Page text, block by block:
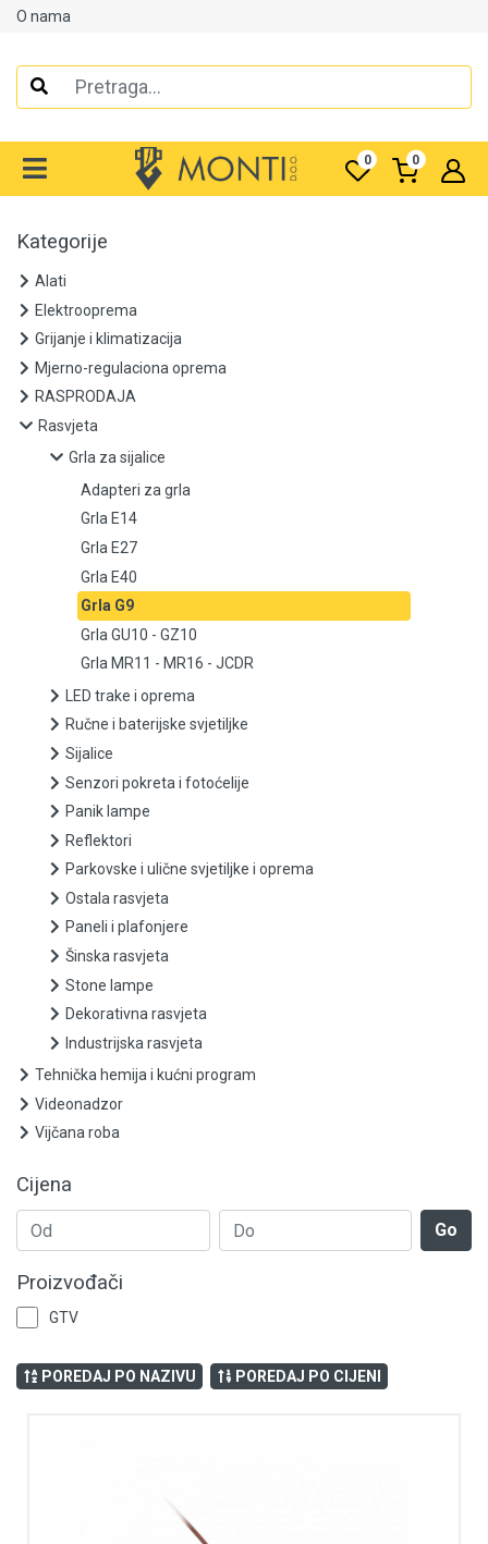
O nama
0 0
Alati
Grijanje i klimatizacija
RASPRODAJA
Grla za sijalice
Adapteri za grla
Grla E14
Grla E27
Grla E40
Grla G9
Grla MR11 - MR16 - JCDR
LED trake i oprema
Ručne i baterijske svjetiljke
Sijalice
Senzori pokreta i fotoćelije
Panik lampe
Parkovske i ulične svjetiljke i oprema
Ostala rasvjeta
Paneli i plafonjere
Šinska rasvjeta
Stone lampe
Dekorativna rasvjeta
Industrijska rasvjeta
Kategorije
Alati
Elektrooprema
Grijanje i klimatizacija
Mjerno-regulaciona oprema
RASPRODAJA
Rasvjeta
Grla za sijalice
Adapteri za grla
Grla E14
Grla E27
Grla E40
Grla G9
Grla GU10 - GZ10
Grla MR11 - MR16 - JCDR
LED trake i oprema
Ručne i baterijske svjetiljke
Sijalice
Senzori pokreta i fotoćelije
Panik lampe
Reflektori
Parkovske i ulične svjetiljke i oprema
Ostala rasvjeta
Paneli i plafonjere
Šinska rasvjeta
Stone lampe
Dekorativna rasvjeta
Industrijska rasvjeta
Tehnička hemija i kućni program
Videonadzor
Vijčana roba
Cijena
Go
Proizvođači
GTV
POREDAJ PO NAZIVU POREDAJ PO CIJENI